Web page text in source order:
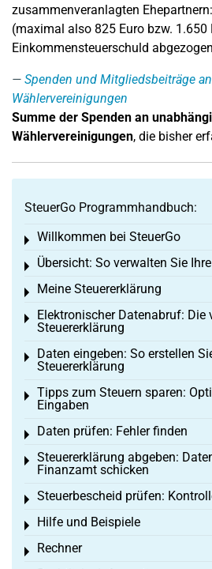
zusammenveranlagten
(maximal also 825 Euro bzw. 1.650
Einkommensteuerschuld
Spenden und Mitgliedsbeiträge
Wählervereinigungen
Summe der Spenden an
Wählervereinigungen, die bisher
SteuerGo Programmhandbuch:
Willkommen bei SteuerGo
Toggle menu
Übersicht: So verwalten Sie
Toggle menu
Meine Steuererklärung
Toggle menu
Elektronischer Datenabruf: Die
Steuererklärung
Toggle menu
Daten eingeben: So erstellen
Steuererklärung
Toggle menu
Tipps zum Steuern sparen:
Eingaben
Toggle menu
Daten prüfen: Fehler finden
Toggle menu
Steuererklärung abgeben:
Finanzamt schicken
Toggle menu
Steuerbescheid prüfen:
Toggle menu
Hilfe und Beispiele
Toggle menu
Rechner
Toggle menu